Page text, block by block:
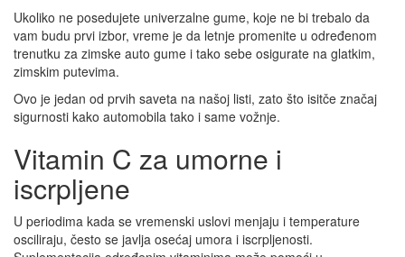
Ukoliko ne posedujete univerzalne gume, koje ne bi trebalo da
vam budu prvi izbor, vreme je da letnje promenite u određenom
trenutku za zimske auto gume i tako sebe osigurate na glatkim,
zimskim putevima.
Ovo je jedan od prvih saveta na našoj listi, zato što isitče značaj
sigurnosti kako automobila tako i same vožnje.
Vitamin C za umorne i
iscrpljene
U periodima kada se vremenski uslovi menjaju i temperature
osciliraju, često se javlja osećaj umora i iscrpljenosti.